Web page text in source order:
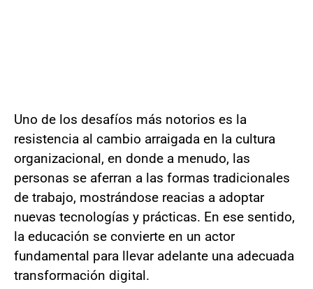
Uno de los desafíos más notorios es la
resistencia al cambio arraigada en la cultura
organizacional, en donde a menudo, las
personas se aferran a las formas tradicionales
de trabajo, mostrándose reacias a adoptar
nuevas tecnologías y prácticas. En ese sentido,
la educación se convierte en un actor
fundamental para llevar adelante una adecuada
transformación digital.